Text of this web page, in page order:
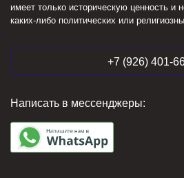
имеет только историческую ценность и
каких-либо политических или
+7 (926) 401-
Написать в мессенджеры: